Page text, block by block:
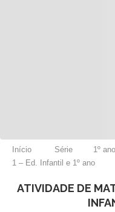
Início Série 1º ano
1 – Ed. Infantil e 1º ano
ATIVIDADE DE